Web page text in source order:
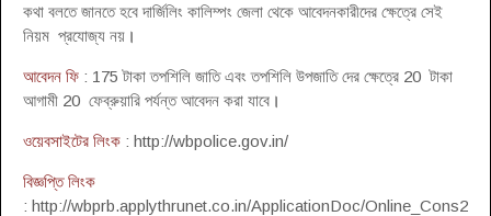
কথা বলতে জানতে হবে দার্জিলিং কালিম্পং জেলা থেকে আবেদনকারীদের ক্ষেত্রে সেই
নিয়ম প্রযোজ্য নয় ।
আবেদন ফি : 175 টাকা তপশিলি জাতি এবং তপশিলি উপজাতি দের ক্ষেত্রে 20 টাকা
আগামী 20 ফেব্রুয়ারি পর্যন্ত আবেদন করা যাবে ।
ওয়েবসাইটের লিংক : http://wbpolice.gov.in/
বিজ্ঞপ্তি লিংক
: http://wbprb.applythrunet.co.in/ApplicationDoc/Online_Cons2